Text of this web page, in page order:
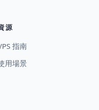
源
指南
用場景